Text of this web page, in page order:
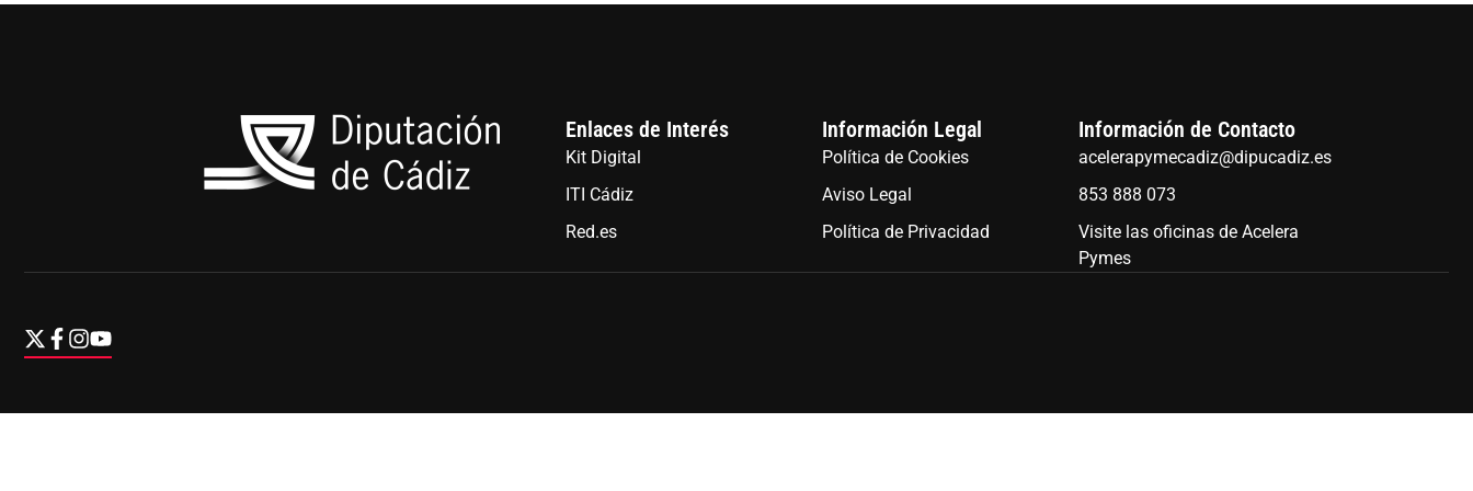
Enlaces de Interés
Kit Digital
ITI Cádiz
Red.es
Información Legal
Política de Cookies
Aviso Legal
Política de Privacidad
Información de Contacto
acelerapymecadiz@dipucadiz.es
853 888 073
Visite las oficinas de Acelera
Pymes